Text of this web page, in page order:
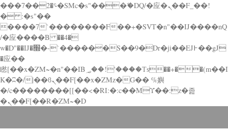
���؝�2��7�SMc�s"���ޭ�DQ/�应�ܢ��F_��!
� :�s"��
����7`��������F��+�SVT�n"��IJ����nQ
/�应����B ��4�
w�D"��IJ�׭�-`������S��9�Dr�ji��EJ߅��gJ
�应��
矁[��x�ZM~�n"��IB؃��!'����Тѕ��+��(m��I
K�ʭ�/|��ϐܢ��F[��x�ZMz�G�� %嬩
�/c��������[[��<�RI:�:c��MΎ��:z�졾
�ܢ��F[��R�ZM~�D
down